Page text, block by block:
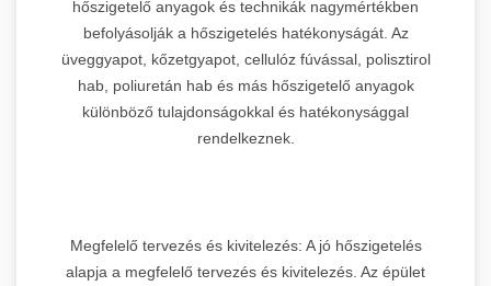
hőszigetelő anyagok és technikák nagymértékben
befolyásolják a hőszigetelés hatékonyságát. Az
üveggyapot, kőzetgyapot, cellulóz fúvással, polisztirol
hab, poliuretán hab és más hőszigetelő anyagok
különböző tulajdonságokkal és hatékonysággal
rendelkeznek.
Megfelelő tervezés és kivitelezés: A jó hőszigetelés
alapja a megfelelő tervezés és kivitelezés. Az épület